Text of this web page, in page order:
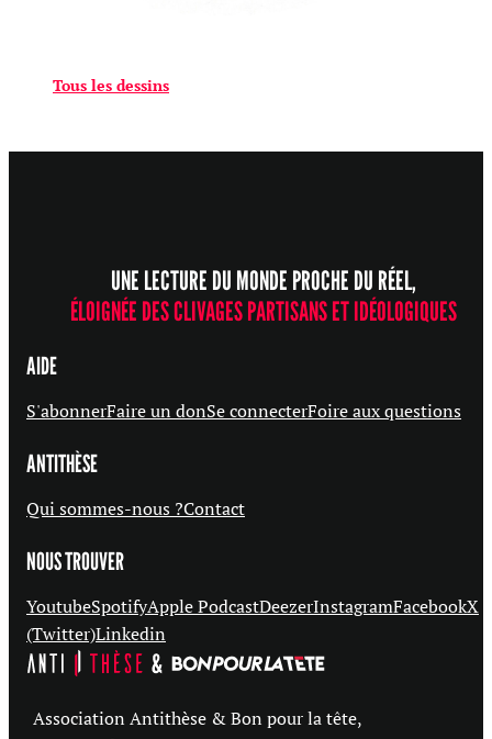
Tous les dessins
UNE LECTURE DU MONDE PROCHE DU RÉEL,
ÉLOIGNÉE DES CLIVAGES PARTISANS ET IDÉOLOGIQUES
AIDE
S'abonnerFaire un donSe connecterFoire aux questions
ANTITHÈSE
Qui sommes-nous ?Contact
NOUS TROUVER
YoutubeSpotifyApple PodcastDeezerInstagramFacebookX
(Twitter)Linkedin
Association Antithèse & Bon pour la tête,